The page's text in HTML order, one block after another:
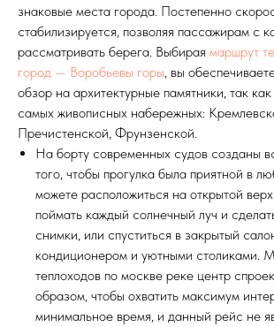
знаковые места города. Постепенно
стабилизируется, позволяя пассажирам с
рассматривать берега. Выбирая маршрут
город — Воробьевы горы, вы
обзор на архитектурные памятники, так
самых живописных набережных:
Пречистенской, Фрунзенской.
На борту современных судов созданы
того, чтобы прогулка была приятной в
можете расположиться на открытой
поймать каждый солнечный луч и
снимки, или спуститься в закрытый
кондиционером и уютными столиками.
теплоходов по москве реке центр
образом, чтобы охватить максимум
минимальное время, и данный рейс не